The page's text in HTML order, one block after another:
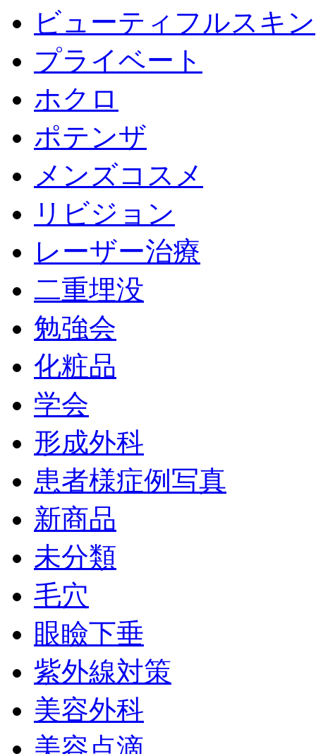
ビューティフルスキン
プライベート
ホクロ
ポテンザ
メンズコスメ
リビジョン
レーザー治療
二重埋没
勉強会
化粧品
学会
形成外科
患者様症例写真
新商品
未分類
毛穴
眼瞼下垂
紫外線対策
美容外科